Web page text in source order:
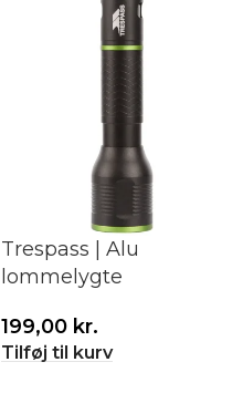
Trespass | Alu
lommelygte
199,00 kr.
Tilføj til kurv